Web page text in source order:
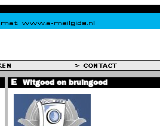
Witgoed en bruingoed